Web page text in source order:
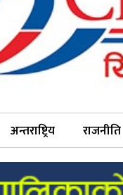
अन्तराष्ट्रिय राजनीति